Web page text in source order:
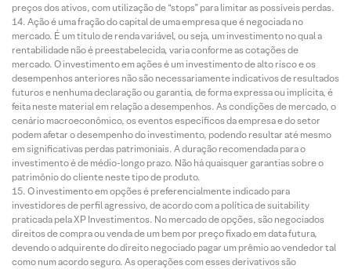
preços dos ativos, com utilização de “stops” para limitar as possíveis perdas.
Ação é uma fração do capital de uma empresa que é negociada no
mercado. É um título de renda variável, ou seja, um investimento no qual a
rentabilidade não é preestabelecida, varia conforme as cotações de
mercado. O investimento em ações é um investimento de alto risco e os
desempenhos anteriores não são necessariamente indicativos de resultados
futuros e nenhuma declaração ou garantia, de forma expressa ou implícita, é
feita neste material em relação a desempenhos. As condições de mercado, o
cenário macroeconômico, os eventos específicos da empresa e do setor
podem afetar o desempenho do investimento, podendo resultar até mesmo
em significativas perdas patrimoniais. A duração recomendada para o
investimento é de médio-longo prazo. Não há quaisquer garantias sobre o
patrimônio do cliente neste tipo de produto.
O investimento em opções é preferencialmente indicado para
investidores de perfil agressivo, de acordo com a política de suitability
praticada pela XP Investimentos. No mercado de opções, são negociados
direitos de compra ou venda de um bem por preço fixado em data futura,
devendo o adquirente do direito negociado pagar um prêmio ao vendedor tal
como num acordo seguro. As operações com esses derivativos são